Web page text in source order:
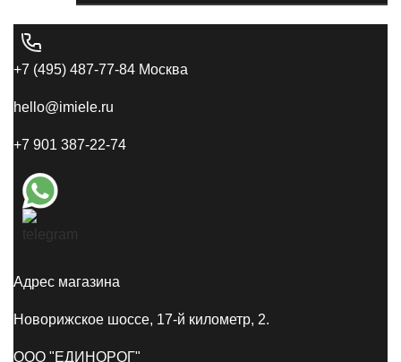
+7 (495) 487-77-84 Москва
hello@imiele.ru
+7 901 387-22-74
Адрес магазина
Новорижское шоссе, 17-й километр, 2.
ООО "ЕДИНОРОГ"